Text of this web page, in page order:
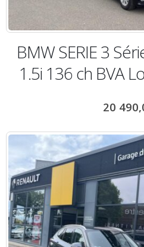
BMW SERIE 3
1.5i 136 ch BVA
20